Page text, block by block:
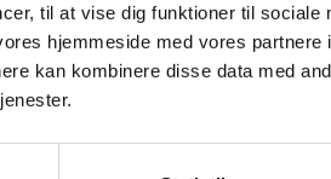
til at vise dig funktioner til sociale
hjemmeside med vores partnere
kan kombinere disse data med
en uventet fejl
at genindlæse siden. Hvis
vores kundeservice.